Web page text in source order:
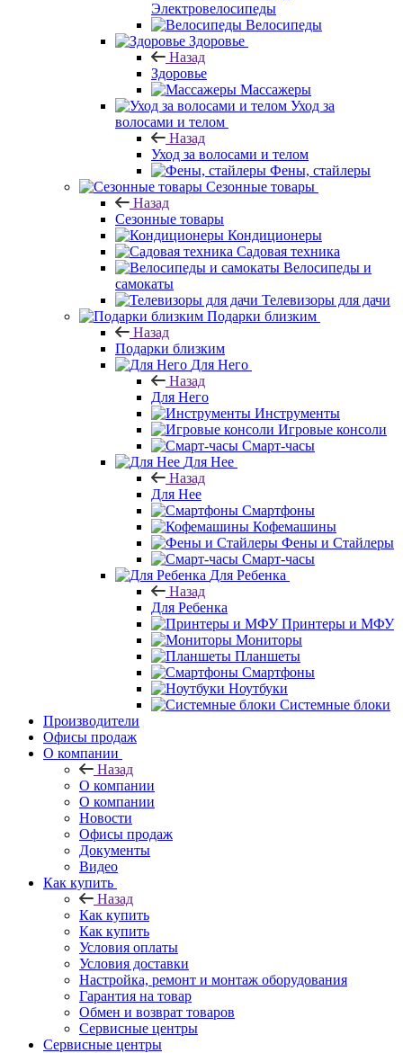
Электровелосипеды
Велосипеды
Здоровье
Назад
Здоровье
Массажеры
Уход за
волосами и телом
Назад
Уход за волосами и телом
Фены, стайлеры
Сезонные товары
Назад
Сезонные товары
Кондиционеры
Садовая техника
Велосипеды и
самокаты
Телевизоры для дачи
Подарки близким
Назад
Подарки близким
Для Него
Назад
Для Него
Инструменты
Игровые консоли
Смарт-часы
Для Нее
Назад
Для Нее
Смартфоны
Кофемашины
Фены и Стайлеры
Смарт-часы
Для Ребенка
Назад
Для Ребенка
Принтеры и МФУ
Мониторы
Планшеты
Смартфоны
Ноутбуки
Системные блоки
Производители
Офисы продаж
О компании
Назад
О компании
О компании
Новости
Офисы продаж
Документы
Видео
Как купить
Назад
Как купить
Как купить
Условия оплаты
Условия доставки
Настройка, ремонт и монтаж оборудования
Гарантия на товар
Обмен и возврат товаров
Сервисные центры
Сервисные центры